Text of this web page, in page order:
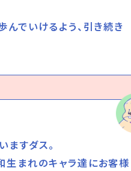
んでいけるよう、引き続き
ますダス。
生まれのキャラ達にお客様